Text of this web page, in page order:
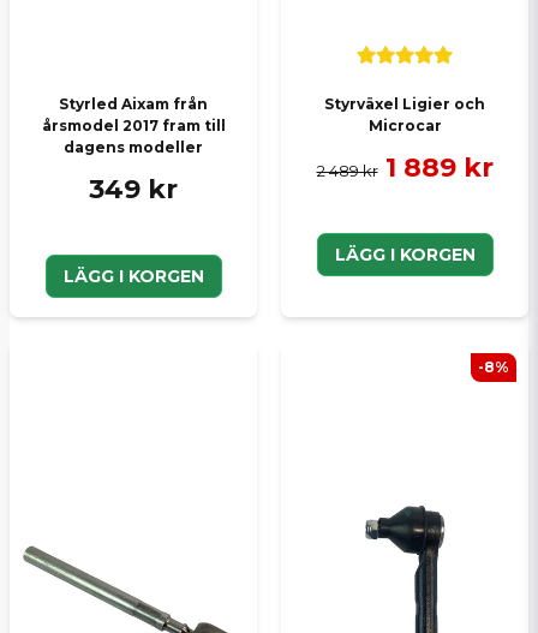
Styrled Aixam från
årsmodel 2017 fram till
dagens modeller
349 kr
LÄGG I KORGEN
Styrväxel Ligier och
Microcar
2 489 kr 1 889 kr
LÄGG I KORGEN
-8%